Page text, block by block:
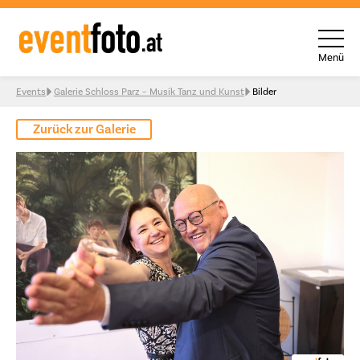
Skip to content
Menü
Events Galerie Schloss Parz – Musik Tanz und Kunst Bilder
Zurück zur Galerie